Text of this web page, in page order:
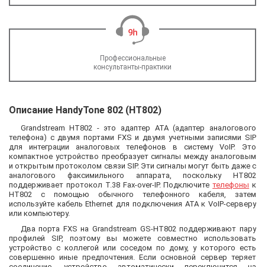
Профессиональные
консультанты-практики
Описание HandyTone 802 (HT802)
Grandstream HT802 - это адаптер ATA (адаптер аналогового
телефона) с двумя портами FXS и двумя учетными записями SIP
для интеграции аналоговых телефонов в систему VoIP. Это
компактное устройство преобразует сигналы между аналоговым
и открытым протоколом связи SIP. Эти сигналы могут быть даже с
аналогового факсимильного аппарата, поскольку HT802
поддерживает протокол T.38 Fax-over-IP. Подключитетелефоны к
HT802 с помощью обычного телефонного кабеля, затем
используйте кабель Ethernet для подключения ATA к VoIP-серверу
или компьютеру.
Два порта FXS на Grandstream GS-HT802 поддерживают пару
профилей SIP, поэтому вы можете совместно использовать
устройство с коллегой или соседом по дому, у которого есть
совершенно иные предпочтения. Если основной сервер теряет